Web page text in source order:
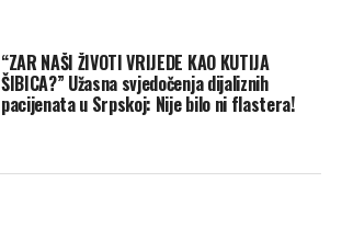
“ZAR NAŠI ŽIVOTI VRIJEDE KAO KUTIJA
ŠIBICA?” Užasna svjedočenja dijaliznih
pacijenata u Srpskoj: Nije bilo ni flastera!